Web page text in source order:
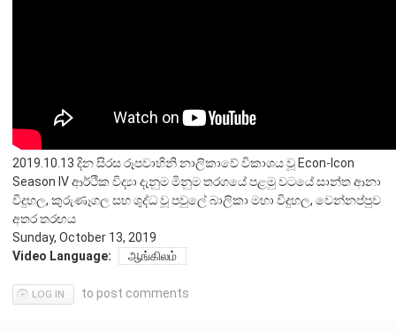
வங்கிப் பணிமனை
பிரதேச அலுவலகங்கள்
நூலகம் மற்றும் தகவல் நிலையம்
வங்கித்தொழில் கற்கைகளுக்கான நிலையம்
பொருளாதார வரலாற்று அரும்பொருட் காட்சிச் சாலை
2019.10.13 දින සිරස රූපවාහිනි නාලිකාවේ විකාශය වූ Econ-Icon
Season IV ආර්ථික විද්‍යා දැනුම මිනුම තරගයේ පළමු වටයේ සාන්ත ආනා
විදුහල, කුරුණෑගල සහ ශුද්ධ වූ පවුලේ බාලිකා මහා විදුහල, වෙන්නප්පුව
අතර තරඟය
Sunday, October 13, 2019
Video Language:
ஆங்கிலம்
LOG IN to post comments